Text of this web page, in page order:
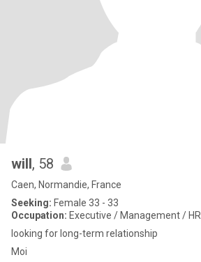
will, 58
Caen, Normandie, France
Seeking: Female 33 - 33
Occupation: Executive / Management / HR
looking for long-term relationship
Moi